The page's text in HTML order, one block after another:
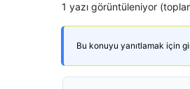
1 yazı görüntüleniyor
Bu konuyu yanıtlamak için